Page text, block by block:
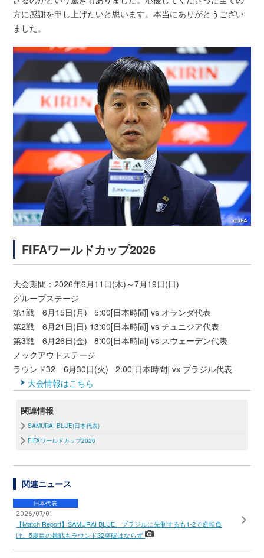
方に感謝を申し上げたいと思います。本当にありがとうござい
ました。
FIFAワールドカップ2026
大会期間：2026年6月11日(木)～7月19日(日)
グループステージ
第1戦 6月15日(月) 5:00[日本時間] vs オランダ代表
第2戦 6月21日(日) 13:00[日本時間] vs チュニジア代表
第3戦 6月26日(金) 8:00[日本時間] vs スウェーデン代表
ノックアウトステージ
ラウンド32 6月30日(火) 2:00[日本時間] vs ブラジル代表
大会情報はこちら
関連情報
SAMURAI BLUE(日本代表)
FIFAワールドカップ2026
関連ニュース
日本代表
2026/07/01
【Match Report】SAMURAI BLUE、ブラジルに先制するも1-2で逆転負
け。5度目の挑戦もラウンド32突破はならず